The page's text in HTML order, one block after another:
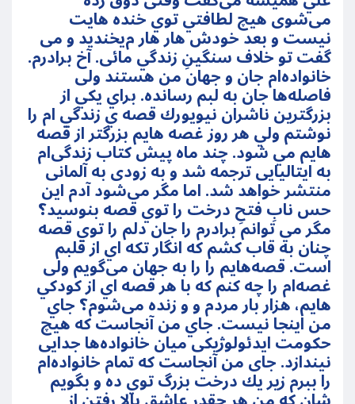
می‌شوی هيچ لطافتي توي خنده هايت
نيست و بعد خودش هار هار م‌یخنديد و می
گفت تو خلاف سنگينِ زندگي مائی. آخ برادرم.
خانواده‌ام جان و جهان من هستند ولی
فاصله‌ها جان به لبم رسانده. براي يكي از
بزرگترين ناشران نيويورك قصه ي زندگي ام را
نوشتم ولي هر روز غصه هايم بزرگتر از قصه
هايم مي شود. چند ماه پیش کتاب زندگی‌ام
به ایتالیایی ترجمه شد و به زودی به آلمانی
منتشر خواهد شد. اما مگر می‌شود آدم اين
حس نابِ فتحِ درخت را توي قصه بنوسيد؟
مگر مي توانم برادرم را جان دلم را توي قصه
چنان به قاب كشم كه انگار تكه اي از قلبم
است. قصه‌هایم را را به جهان می‌گویم ولی
غصه‌ام را چه كنم كه با هر قصه اي از كودكي
هايم، هزار بار مردم و و زنده می‌شوم؟ جاي
من اينجا نيست. جاي من آنجاست كه هیچ
حکومت ایدئولوژیکی میان خانواده‌ها جدایی
نیندازد. جای من آنجاست که تمام خانواده‌ام
را ببرم زير يك درخت بزرگ توي ده و بگويم